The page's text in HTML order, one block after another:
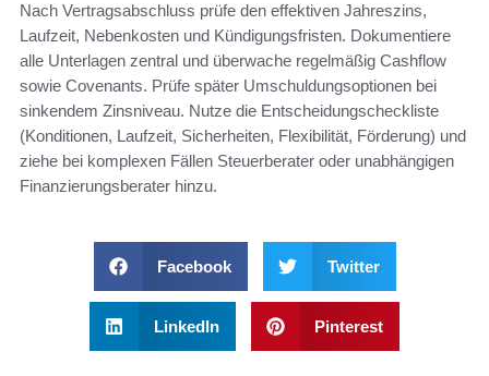
Nach Vertragsabschluss prüfe den effektiven Jahreszins,
Laufzeit, Nebenkosten und Kündigungsfristen. Dokumentiere
alle Unterlagen zentral und überwache regelmäßig Cashflow
sowie Covenants. Prüfe später Umschuldungsoptionen bei
sinkendem Zinsniveau. Nutze die Entscheidungscheckliste
(Konditionen, Laufzeit, Sicherheiten, Flexibilität, Förderung) und
ziehe bei komplexen Fällen Steuerberater oder unabhängigen
Finanzierungsberater hinzu.
Facebook Twitter
LinkedIn Pinterest